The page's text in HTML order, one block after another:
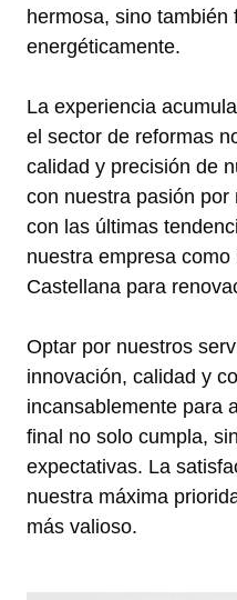
hermosa, sino también
energéticamente.
La experiencia
el sector de reformas
calidad y precisión de
con nuestra pasión
con las últimas
nuestra empresa
Castellana para
Optar por nuestros
innovación, calidad y
incansablemente para
final no solo cumpla,
expectativas. La
nuestra máxima
más valioso.